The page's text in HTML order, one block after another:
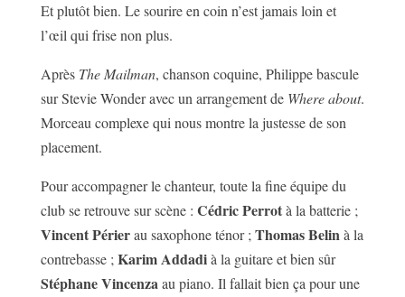
Et plutôt bien. Le sourire en coin n’est jamais loin et
l’œil qui frise non plus.
Après The Mailman, chanson coquine, Philippe bascule
sur Stevie Wonder avec un arrangement de Where about.
Morceau complexe qui nous montre la justesse de son
placement.
Pour accompagner le chanteur, toute la fine équipe du
club se retrouve sur scène : Cédric Perrotà la batterie ;
Vincent Périerau saxophone ténor ;Thomas Belinà la
contrebasse ;Karim Addadià la guitare et bien sûr
Stéphane Vincenzaau piano. Il fallait bien ça pour une